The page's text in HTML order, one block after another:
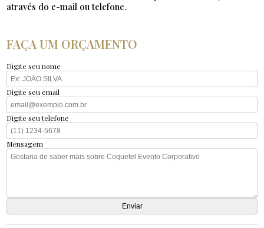
através do e-mail ou telefone.
FAÇA UM ORÇAMENTO
Digite seu nome
Digite seu email
Digite seu telefone
Mensagem